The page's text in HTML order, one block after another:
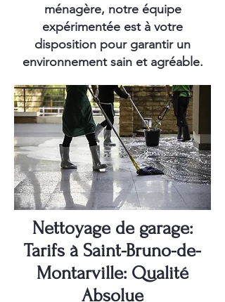
ménagère, notre équipe
expérimentée est à votre
disposition pour garantir un
environnement sain et agréable.
Nettoyage de garage:
Tarifs à Saint-Bruno-de-
Montarville: Qualité
Absolue